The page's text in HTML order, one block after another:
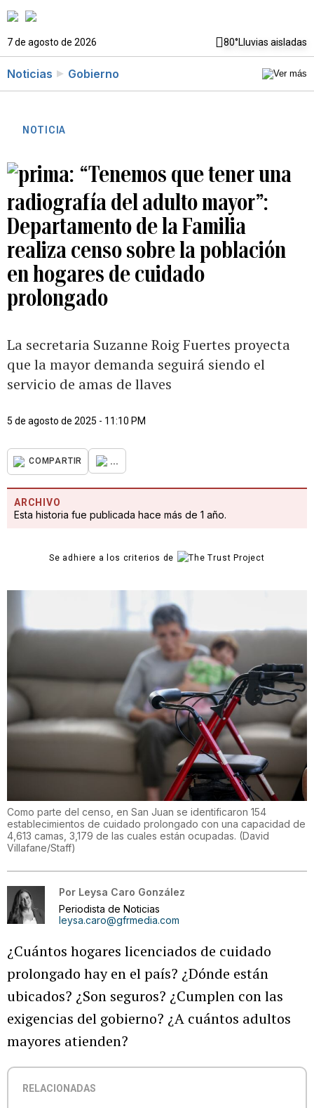
7 de agosto de 2026 80°Lluvias aisladas
Noticias Gobierno
NOTICIA
“Tenemos que tener una
radiografía del adulto mayor”:
Departamento de la Familia
realiza censo sobre la población
en hogares de cuidado
prolongado
La secretaria Suzanne Roig Fuertes proyecta
que la mayor demanda seguirá siendo el
servicio de amas de llaves
5 de agosto de 2025 - 11:10 PM
COMPARTIR ...
ARCHIVO
Esta historia fue publicada hace más de 1 año.
Se adhiere a los criterios de
Como parte del censo, en San Juan se identificaron 154
establecimientos de cuidado prolongado con una capacidad de
4,613 camas, 3,179 de las cuales están ocupadas. (David
Villafane/Staff)
Por Leysa Caro González
Periodista de Noticias
leysa.caro@gfrmedia.com
¿Cuántos hogares licenciados de cuidado
prolongado hay en el país? ¿Dónde están
ubicados? ¿Son seguros? ¿Cumplen con las
exigencias del gobierno? ¿A cuántos adultos
mayores atienden?
RELACIONADAS